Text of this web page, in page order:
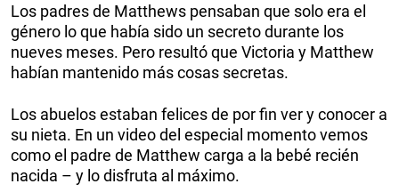
Los padres de Matthews pensaban que solo era el
género lo que había sido un secreto durante los
nueves meses. Pero resultó que Victoria y Matthew
habían mantenido más cosas secretas.
Los abuelos estaban felices de por fin ver y conocer a
su nieta. En un video del especial momento vemos
como el padre de Matthew carga a la bebé recién
nacida – y lo disfruta al máximo.